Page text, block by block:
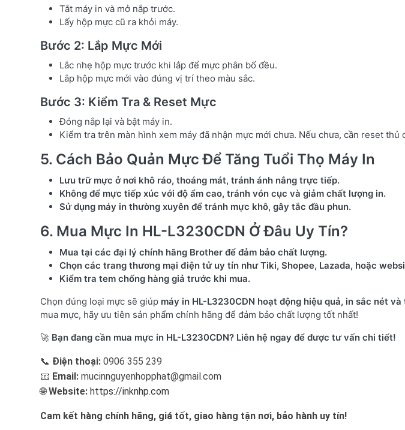
Tắt máy in và mở nắp trước.
Lấy hộp mực cũ ra khỏi máy.
Bước 2: Lắp Mực Mới
Lắc nhẹ hộp mực trước khi lắp để mực phân bố đều.
Lắp hộp mực mới vào đúng vị trí theo màu sắc.
Bước 3: Kiểm Tra & Reset Mực
Đóng nắp lại và bật máy in.
Kiểm tra trên màn hình xem máy đã nhận mực mới chưa. Nếu chưa, cần reset
5. Cách Bảo Quản Mực Để Tăng Tuổi Thọ Máy In
Lưu trữ mực ở nơi khô ráo, thoáng mát, tránh ánh nắng trực tiếp.
Không để mực tiếp xúc với độ ẩm cao, tránh vón cục và giảm chất lượng in.
Sử dụng máy in thường xuyên để tránh mực khô, gây tắc đầu phun.
6. Mua Mực In HL-L3230CDN Ở Đâu Uy Tín?
Mua tại các đại lý chính hãng Brother để đảm bảo chất lượng.
Chọn các trang thương mại điện tử uy tín như Tiki, Shopee, Lazada, hoặc
Kiểm tra tem chống hàng giả trước khi mua.
Chọn đúng loại mực sẽ giúp máy in HL-L3230CDN hoạt động hiệu quả, in sắc nét
mua mực, hãy ưu tiên sản phẩm chính hãng để đảm bảo chất lượng tốt nhất!
🚀 Bạn đang cần mua mực in HL-L3230CDN? Liên hệ ngay để được tư vấn chi tiết!
📞 Điện thoại: 0906 355 239
📧 Email: mucinnguyenhopphat@gmail.com
🌐Website: https://inknhp.com
Cam kết hàng chính hãng, giá tốt, giao hàng tận nơi, bảo hành uy tín!